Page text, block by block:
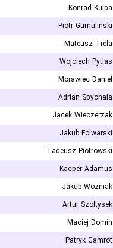
Konrad Kulpa
Piotr Gumulinski
Mateusz Trela
Wojciech Pytlas
Morawiec Daniel
Adrian Spychala
Jacek Wieczerzak
Jakub Folwarski
Tadeusz Piotrowski
Kacper Adamus
Jakub Wozniak
Artur Szoltysek
Maciej Domin
Patryk Gamrot